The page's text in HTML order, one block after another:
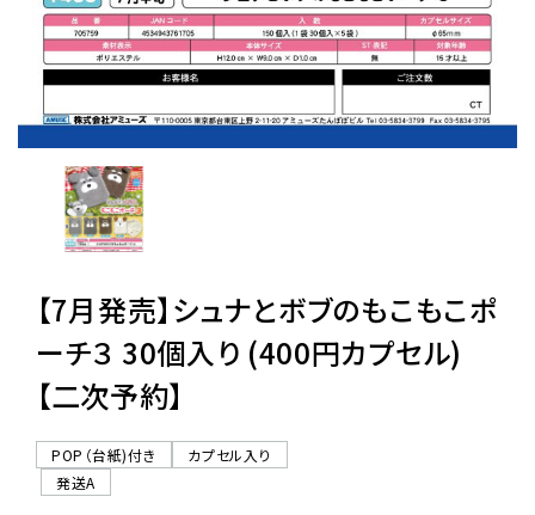
よくあるご質問
ご利用ガイド
06-6282-7659
【7月発売】シュナとボブのもこもこポ
ーチ３ 30個入り (400円カプセル)
【二次予約】
POP（台紙)付き
カプセル入り
発送A